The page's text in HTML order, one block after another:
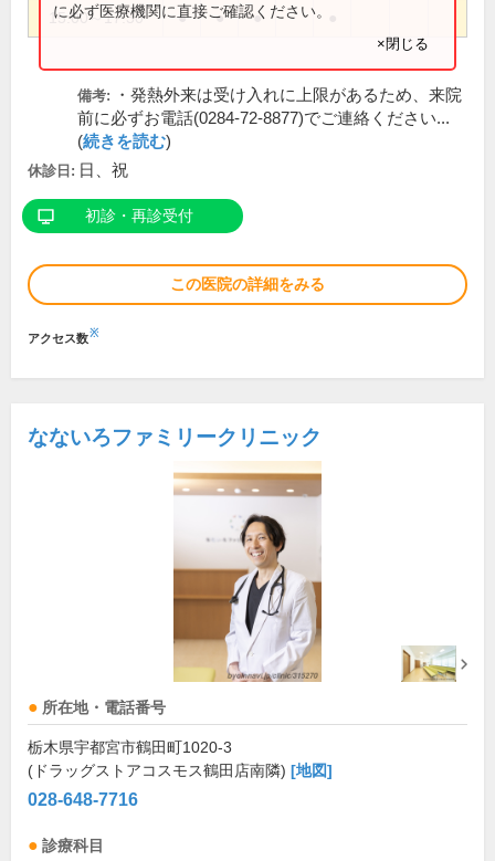
15:00～17:30 ● ● ●
に必ず医療機関に直接ご確認ください。
×閉じる
備考:
・発熱外来は受け入れに上限があるため、来院
前に必ずお電話(0284-72-8877)でご連絡ください...
(続きを読む)
休診日: 日、祝
初診・再診受付
この医院の詳細をみる
アクセス数※
なないろファミリークリニック
所在地・電話番号
栃木県宇都宮市鶴田町1020-3
(ドラッグストアコスモス鶴田店南隣) [地図]
028-648-7716
診療科目